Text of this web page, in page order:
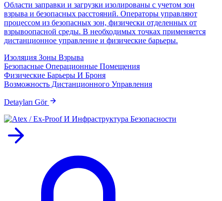
Области заправки и загрузки изолированы с учетом зон
взрыва и безопасных расстояний. Операторы управляют
процессом из безопасных зон, физически отделенных от
взрывоопасной среды. В необходимых точках применяется
дистанционное управление и физические барьеры.
Изоляция Зоны Взрыва
Безопасные Операционные Помещения
Физические Барьеры И Броня
Возможность Дистанционного Управления
Detayları Gör